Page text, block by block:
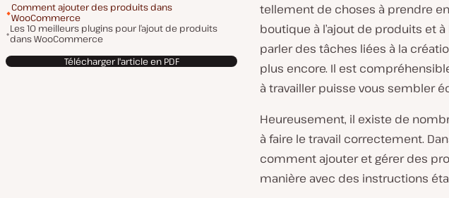
Comment ajouter des produits dans
WooCommerce
Les 10 meilleurs plugins pour l’ajout de produits
dans WooCommerce
Télécharger l'article en PDF
tellement de choses à prendre
boutique à l’ajout de produits et à
parler des tâches liées à la
plus encore. Il est
à travailler puisse vous sembler
Heureusement, il existe de
à faire le travail correctement.
comment ajouter et gérer des
manière avec des instructions